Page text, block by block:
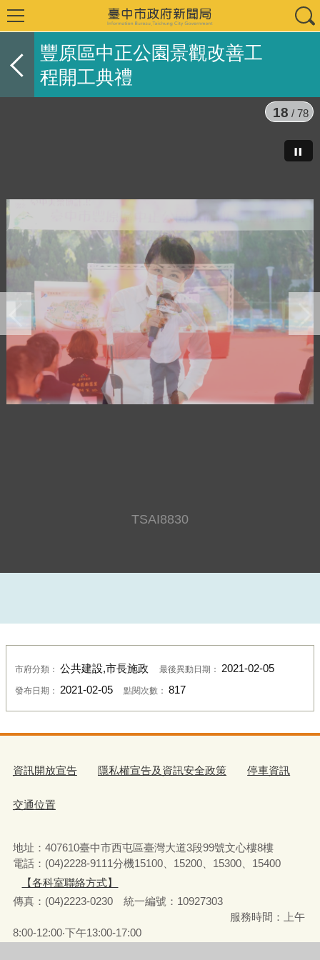
豐原區中正公園景觀改善工
程開工典禮
TSAI8830
18 / 78
市府分類： 公共建設,市長施政 最後異動日期： 2021-02-05
發布日期： 2021-02-05 點閱次數： 817
資訊開放宣告 隱私權宣告及資訊安全政策 停車資訊
交通位置
地址：407610臺中市西屯區臺灣大道3段99號文心樓8樓
電話：(04)2228-9111分機15100、15200、15300、15400
【各科室聯絡方式】
傳真：(04)2223-0230 統一編號： 10927303
服務時間：上午
8:00-12:00‧下午13:00-17:00